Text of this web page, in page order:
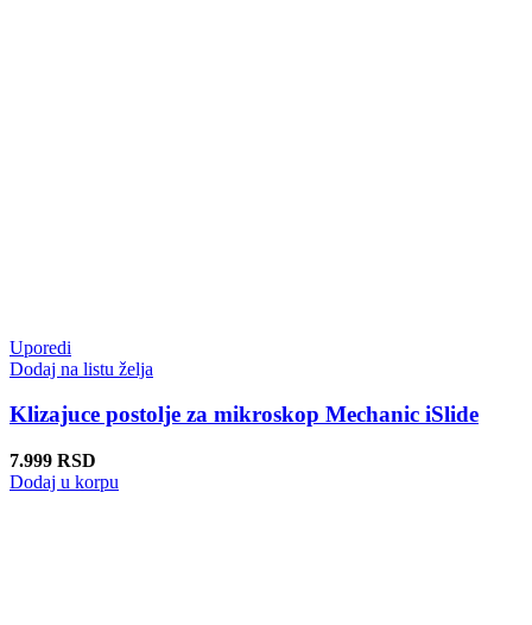
Uporedi
Dodaj na listu želja
Klizajuce postolje za mikroskop Mechanic iSlide
7.999 RSD
Dodaj u korpu